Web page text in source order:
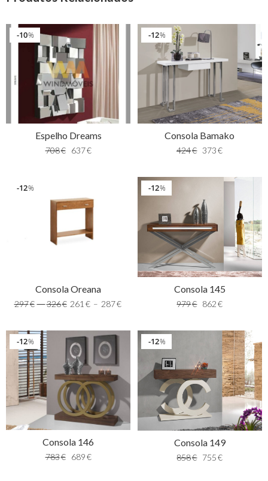
%
10
Espelho Dreams
708€ 637€
%
12
Consola Bamako
424€ 373 €
%
12
Consola Oreana
297€ –326€ 261 € – 287€
%
12
Consola 145
979€ 862 €
%
12
Consola 146
783€ 689€
%
12
Consola 149
858€ 755 €